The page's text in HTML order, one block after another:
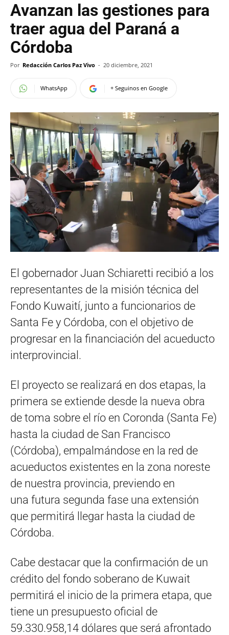
Avanzan las gestiones para
traer agua del Paraná a
Córdoba
Por Redacción Carlos Paz Vivo - 20 diciembre, 2021
WhatsApp + Seguinos en Google
El gobernador Juan Schiaretti recibió a los
representantes de la misión técnica del
Fondo Kuwaití, junto a funcionarios de
Santa Fe y Córdoba, con el objetivo de
progresar en la financiación del acueducto
interprovincial.
El proyecto se realizará en dos etapas, la
primera se extiende desde la nueva obra
de toma sobre el río en Coronda (Santa Fe)
hasta la ciudad de San Francisco
(Córdoba), empalmándose en la red de
acueductos existentes en la zona noreste
de nuestra provincia, previendo en
una futura segunda fase una extensión
que permitirá llegar hasta la ciudad de
Córdoba.
Cabe destacar que la confirmación de un
crédito del fondo soberano de Kuwait
permitirá el inicio de la primera etapa, que
tiene un presupuesto oficial de
59.330.958,14 dólares que será afrontado